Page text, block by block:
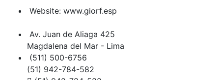
Website: www.giorf.esp
Av. Juan de Aliaga 425
Magdalena del Mar - Lima
(511) 500-6756
(51) 942-784-582